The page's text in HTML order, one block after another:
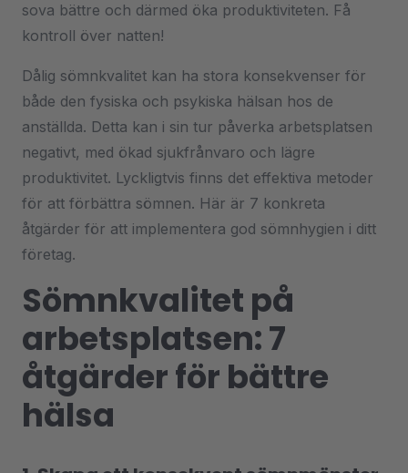
sova bättre och därmed öka produktiviteten. Få
kontroll över natten!
Dålig sömnkvalitet kan ha stora konsekvenser för
både den fysiska och psykiska hälsan hos de
anställda. Detta kan i sin tur påverka arbetsplatsen
negativt, med ökad sjukfrånvaro och lägre
produktivitet. Lyckligtvis finns det effektiva metoder
för att förbättra sömnen. Här är 7 konkreta
åtgärder för att implementera god sömnhygien i ditt
företag.
Sömnkvalitet på
arbetsplatsen: 7
åtgärder för bättre
hälsa